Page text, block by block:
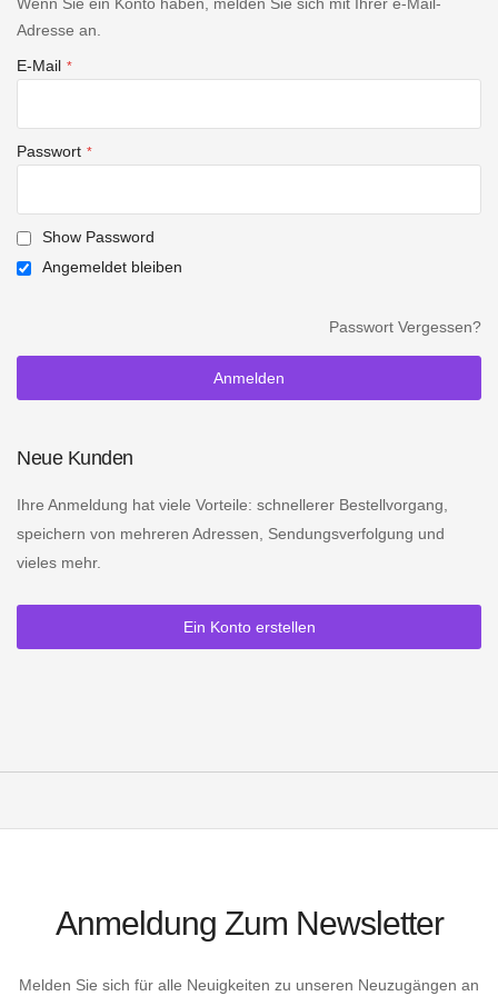
Adresse an.
E-Mail
Passwort
Show Password
Angemeldet bleiben
Anmelden
Passwort Vergessen?
Neue Kunden
Ihre Anmeldung hat viele Vorteile: schnellerer Bestellvorgang,
speichern von mehreren Adressen, Sendungsverfolgung und
vieles mehr.
Ein Konto erstellen
Anmeldung Zum Newsletter
Melden Sie sich für alle Neuigkeiten zu unseren Neuzugängen an